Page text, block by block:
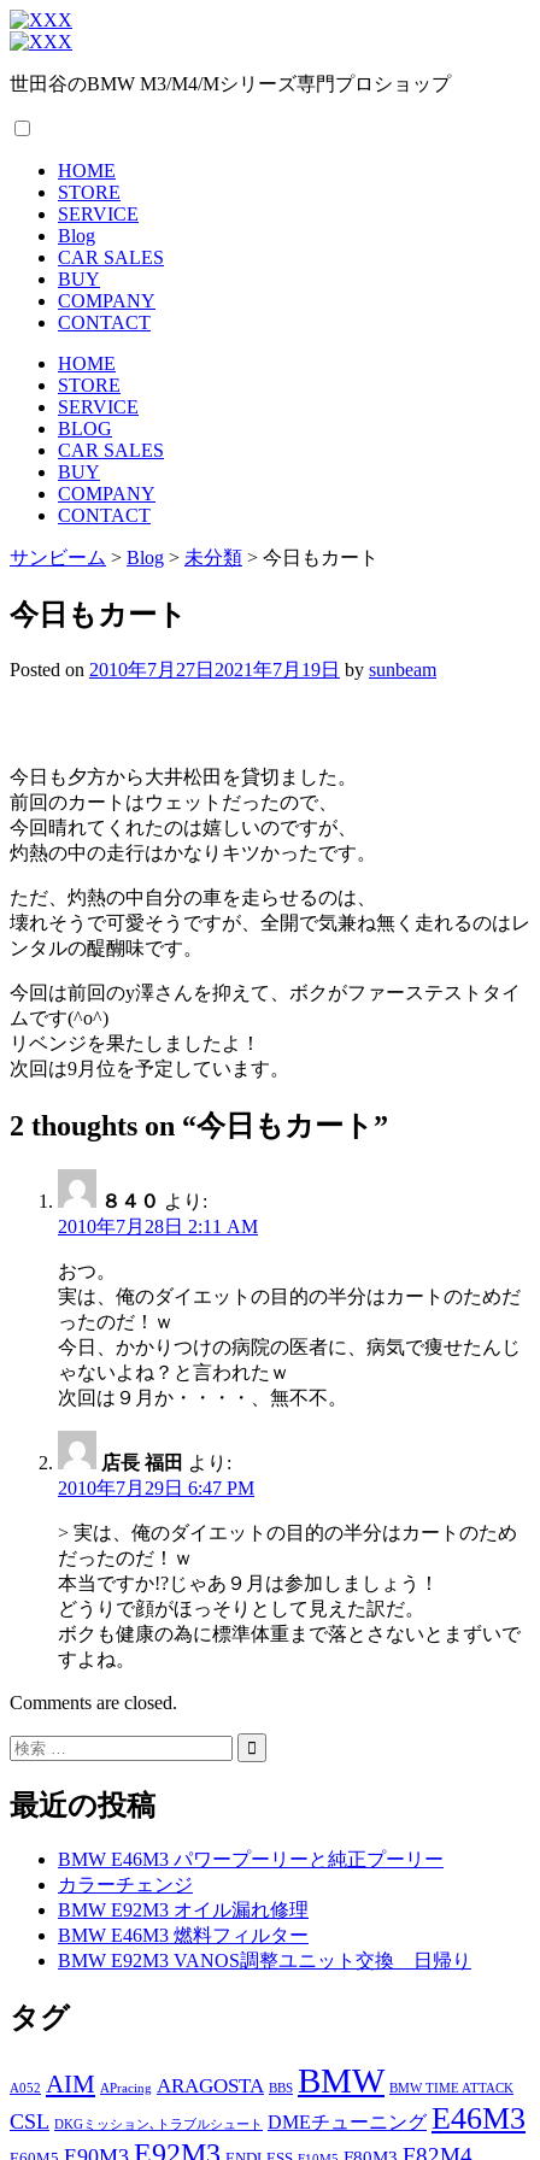
世田谷のBMW M3/M4/Mシリーズ専門プロショップ
HOME
STORE
SERVICE
Blog
CAR SALES
BUY
COMPANY
CONTACT
HOME
STORE
SERVICE
BLOG
CAR SALES
BUY
COMPANY
CONTACT
サンビーム > Blog > 未分類 > 今日もカート
今日もカート
Posted on 2010年7月27日 2021年7月19日 by sunbeam
今日も夕方から大井松田を貸切ました。
前回のカートはウェットだったので、
今回晴れてくれたのは嬉しいのですが、
灼熱の中の走行はかなりキツかったです。
ただ、灼熱の中自分の車を走らせるのは、
壊れそうで可愛そうですが、全開で気兼ね無く走れるのはレ
ンタルの醍醐味です。
今回は前回のy澤さんを抑えて、ボクがファーステストタイ
ムです(^o^)
リベンジを果たしましたよ！
次回は9月位を予定しています。
2 thoughts on “今日もカート ”
８４０ より:
2010年7月28日 2:11 AM
おつ。
実は、俺のダイエットの目的の半分はカートのためだ
ったのだ！ｗ
今日、かかりつけの病院の医者に、病気で痩せたんじ
ゃないよね？と言われたｗ
次回は９月か・・・・、無不不。
店長 福田 より:
2010年7月29日 6:47 PM
> 実は、俺のダイエットの目的の半分はカートのため
だったのだ！ｗ
本当ですか!?じゃあ９月は参加しましょう！
どうりで顔がほっそりとして見えた訳だ。
ボクも健康の為に標準体重まで落とさないとまずいで
すよね。
Comments are closed.
最近の投稿
BMW E46M3 パワープーリーと純正プーリー
カラーチェンジ
BMW E92M3 オイル漏れ修理
BMW E46M3 燃料フィルター
BMW E92M3 VANOS調整ユニット交換 日帰り
タグ
A052 AIM APracing ARAGOSTA BBS BMW BMW TIME ATTACK
CSL DKGミッション､トラブルシュート DMEチューニング E46M3